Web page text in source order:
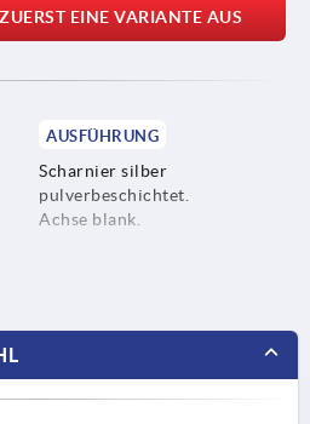
EINE VARIANTE AUS
AUSFÜHRUNG
Scharnier silber
pulverbeschichtet.
Achse blank.